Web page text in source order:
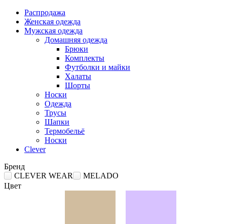
Распродажа
Женская одежда
Мужская одежда
Домашняя одежда
Брюки
Комплекты
Футболки и майки
Халаты
Шорты
Носки
Одежда
Трусы
Шапки
Термобельё
Носки
Clever
Бренд
CLEVER WEAR
MELADO
Цвет